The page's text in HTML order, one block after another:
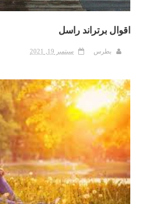
اقوال برتراند راسل
بطرس سبتمبر 19, 2021